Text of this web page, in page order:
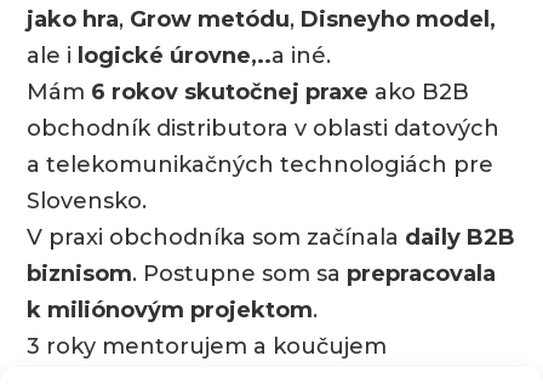
jako hra, Grow metódu, Disneyho model,
ale i logické úrovne,..a iné.
Mám 6 rokov skutočnej praxe ako B2B
obchodník distributora v oblasti datových
a telekomunikačných technologiách pre
Slovensko.
V praxi obchodníka som začínala daily B2B
biznisom. Postupne som sa prepracovala
k miliónovým projektom.
3 roky mentorujem a koučujem